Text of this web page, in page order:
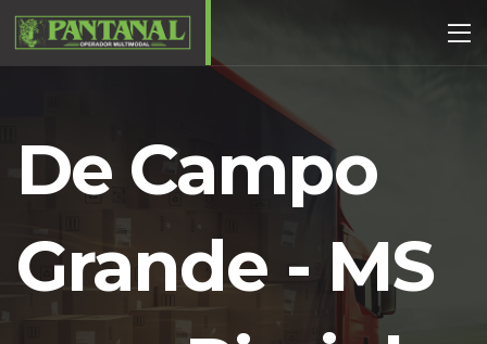
De Campo
Grande - MS